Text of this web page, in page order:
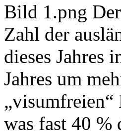
Bild 1.png
Zahl der
dieses Jahres
Jahres um
„visumfreien“
was fast 40 %